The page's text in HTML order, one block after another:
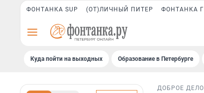
ФОНТАНКА SUP (ОТ)ЛИЧНЫЙ ПИТЕР ФОНТАНКА
Куда пойти на выходных Образование в Петербурге
ДОБРОЕ ДЕЛО